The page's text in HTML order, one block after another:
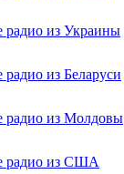
радио из Украины
радио из Беларуси
радио из Молдовы
радио из США